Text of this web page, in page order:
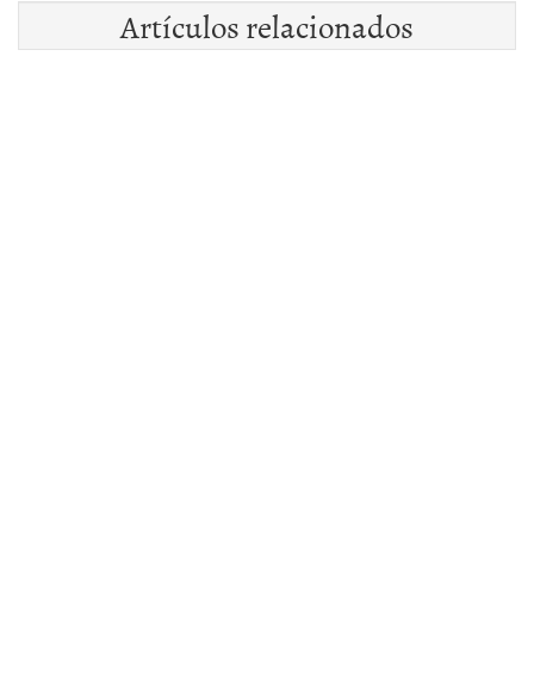
Artículos relacionados